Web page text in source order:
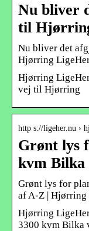
Nu bliver
til
Nu bliver det
Hjørring
Hjørring
vej til Hjørring
http s://ligeher.nu ›
Grønt lys
kvm Bilka
Grønt lys for
af A-Z | Hjørring
Hjørring
3300 kvm Bilka